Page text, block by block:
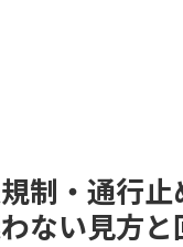
制・通行
ない見方と